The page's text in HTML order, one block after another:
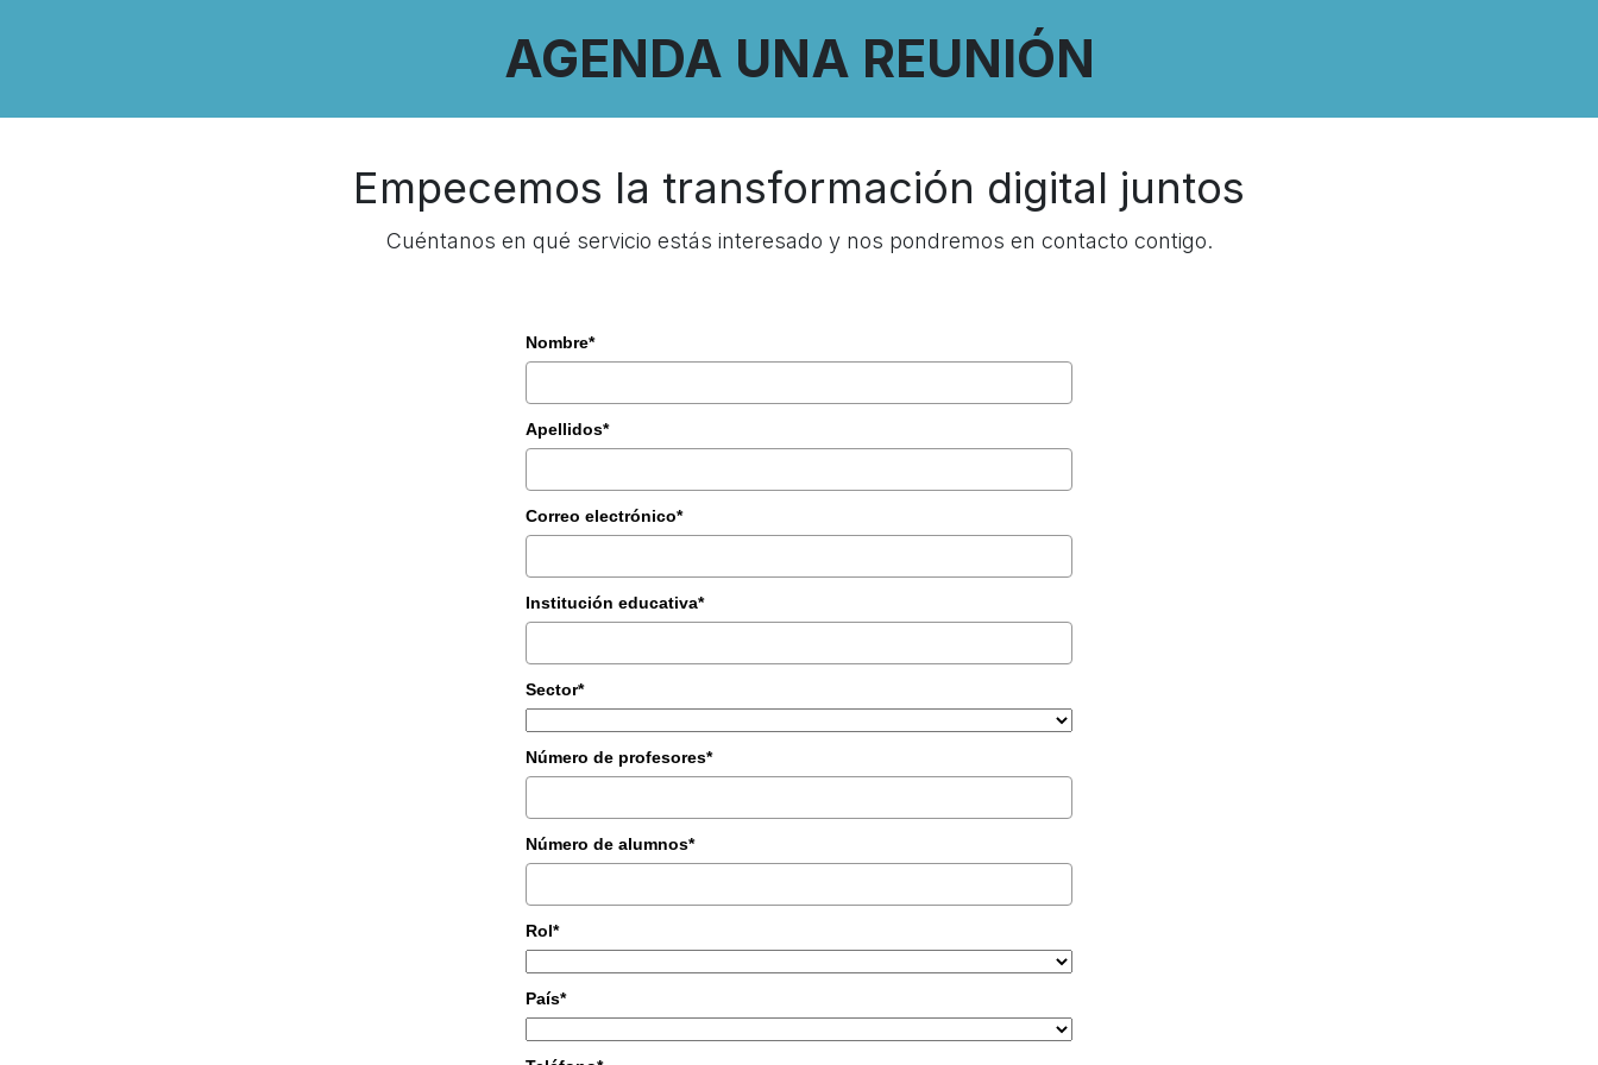
AGENDA UNA REUNIÓN
Empecemos la transformación digital juntos
Cuéntanos en qué servicio estás interesado y nos pondremos en contacto contigo.
Nombre*
Apellidos*
Correo electrónico*
Institución educativa*
Sector*
Número de profesores*
Número de alumnos*
Rol*
País*